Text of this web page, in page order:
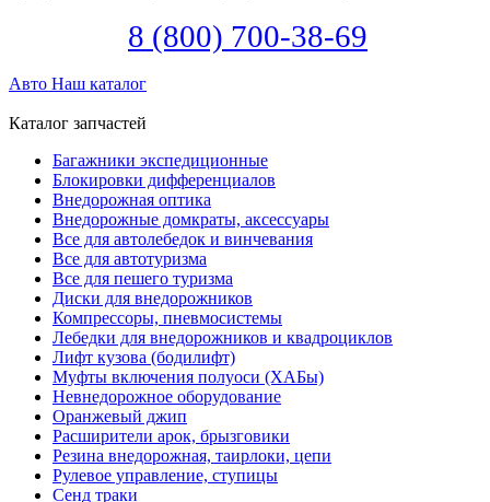
8 (800) 700-38-69
Авто Наш каталог
Каталог запчастей
Багажники экспедиционные
Блокировки дифференциалов
Внедорожная оптика
Внедорожные домкраты, аксессуары
Все для автолебедок и винчевания
Все для автотуризма
Все для пешего туризма
Диски для внедорожников
Компрессоры, пневмосистемы
Лебедки для внедорожников и квадроциклов
Лифт кузова (бодилифт)
Муфты включения полуоси (ХАБы)
Невнедорожное оборудование
Оранжевый джип
Расширители арок, брызговики
Резина внедорожная, таирлоки, цепи
Рулевое управление, ступицы
Сенд траки